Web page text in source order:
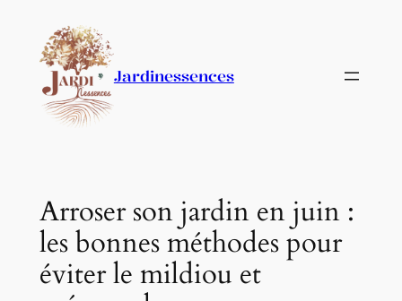
contenu
Jardinessences
Arroser son jardin en juin :
les bonnes méthodes pour
éviter le mildiou et